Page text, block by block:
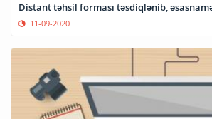
Distant təhsil forması təsdiqlənib,
11-09-2020